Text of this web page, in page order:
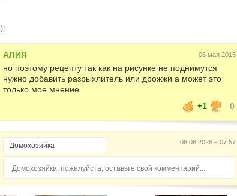
АЛИЯ 06 мая 2015
но поэтому рецепту так как на рисунке не поднимутся
нужно добавить разрыхлитель или дрожжи а может это
только мое мнение
+1
0
06.08.2026 в 07:57
Домохозяйка, пожалуйста, оставьте свой комментарий...